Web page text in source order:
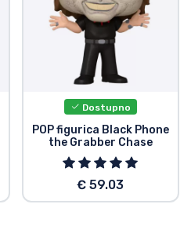
Dostupno
POP figurica Black Phone
the Grabber Chase
€ 59.03